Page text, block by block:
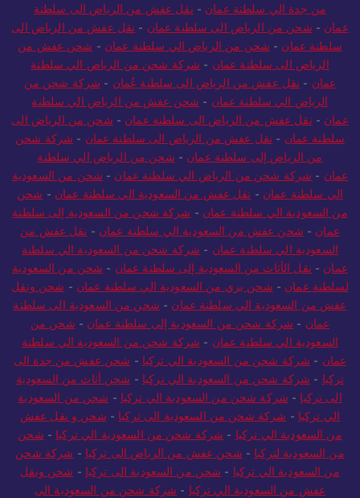
من جدة الي سلطنة عمان - نقل عفش من الرياض الى سلطنة
عمان - شحن من الرياض الى سلطنة عمان - نقل عفش من الرياض الى
سلطنة عمان - شحن من الرياض الي سلطنة عمان - شحن عفش من
الرياض الى سلطنة عمان - شركة شحن من الرياض الي سلطنة
عمان - نقل عفش من الرياض الى سلطنة عُمان - شركة شحن من
الرياض الي سلطنة عمان - شحن عفش من الرياض الي سلطنة
عمان - نقل عفش من الرياض الى سلطنة عمان - شحن من الرياض الى
سلطنة عمان - نقل عفش من الرياض الى سلطنة عمان - شركة شحن
من الرياض إلى سلطنة عمان - شحن من الرياض الي سلطنة
عمان - شركة شحن من الرياض الي سلطنة عمان - شحن من السعودية
الي سلطنة عمان - نقل عفش من السعودية الي سلطنة عمان - شحن
من السعودية الي سلطنة عمان - شركة شحن من السعودية إلى سلطنة
عمان - شحن عفش من السعودية الي سلطنة عمان - نقل عفش من
السعودية الي سلطنة عمان - شركة شحن من السعودية الي سلطنة
عمان - نقل الأثاث من السعودية إلى سلطنة عمان - شحن من السعودية
لسلطنة عمان - شحن بري من السعودية الي سلطنة عمان - شحن ونقل
عفش من السعودية الي سلطنة عمان - شحن من السعودية الى سلطنة
عمان - شركة شحن من السعودية إلى سلطنة عمان - شحن من
السعودية الي سلطنة عمان - شركة شحن من السعودية الي سلطنة
عمان - شركة شحن من السعودية الي تركيا - شحن عفش من جدة الى
تركيا - شركة شحن من السعودية الي تركيا - شحن أثاث من السعودية
الى تركيا - شركة شحن من السعودية الي تركيا - شحن من السعودية
الي تركيا - شركة شحن من السعودية الى تركيا - شحن و نقل عفش
من السعودية الي تركيا - شركة شحن من السعودية الي تركيا - شحن
من السعودية لتركيا - شحن عفش من الرياض الى تركيا - شركة شحن
من السعودية الي تركيا - شحن من السعودية الى تركيا - شحن ونقل
عفش من السعودية الي تركيا - شركة شحن من السعودية الى